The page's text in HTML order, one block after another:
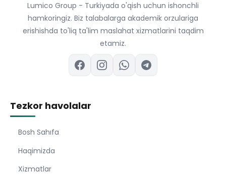
Lumico Group - Turkiyada o'qish uchun ishonchli
hamkoringiz. Biz talabalarga akademik orzulariga
erishishda to'liq ta'lim maslahat xizmatlarini taqdim
etamiz.
Tezkor havolalar
Bosh Sahıfa
Haqimizda
Xizmatlar